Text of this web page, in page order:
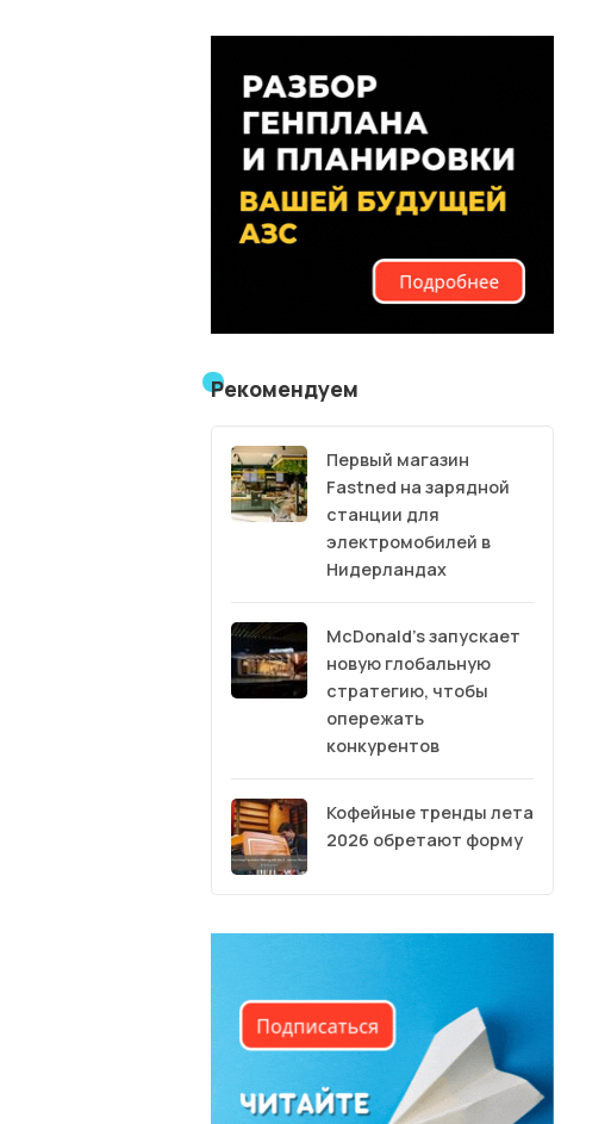
Рекомендуем
Первый магазин
Fastned на зарядной
станции для
электромобилей в
Нидерландах
McDonald’s запускает
новую глобальную
стратегию, чтобы
опережать
конкурентов
Кофейные тренды лета
2026 обретают форму